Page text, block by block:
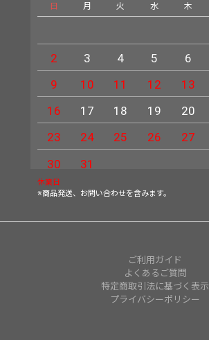
日 月 火 水 木
2
3 4 5 6
9
10 11 12 13
16
17 18 19 20
23
24 25 26 27
30
31
休業日
※商品発送、お問い合わせを含みます。
ご利用ガイド
よくあるご質問
特定商取引法に基づく表示
プライバシーポリシー